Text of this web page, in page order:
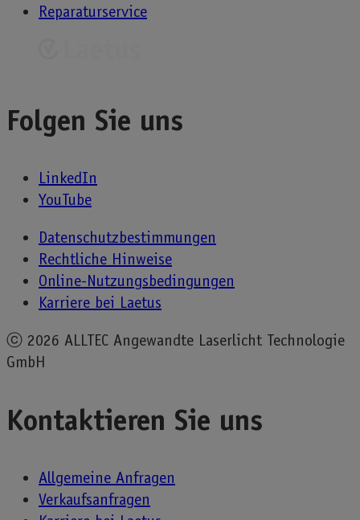
Reparaturservice
Folgen Sie uns
LinkedIn
YouTube
Datenschutzbestimmungen
Rechtliche Hinweise
Online-Nutzungsbedingungen
Karriere bei Laetus
ⓒ 2026 ALLTEC Angewandte Laserlicht Technologie
GmbH
Kontaktieren Sie uns
Allgemeine Anfragen
Verkaufsanfragen